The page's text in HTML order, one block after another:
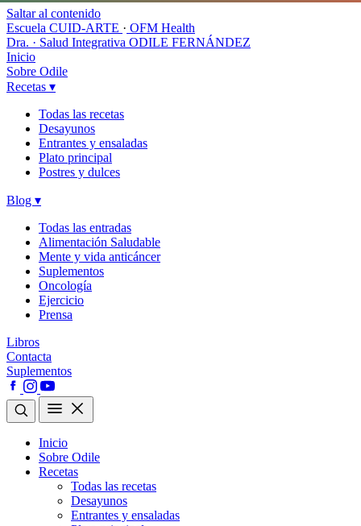
Saltar al contenido
Escuela CUID-ARTE · OFM Health
Dra. · Salud Integrativa ODILE FERNÁNDEZ
Inicio
Sobre Odile
Recetas ▾
Todas las recetas
Desayunos
Entrantes y ensaladas
Plato principal
Postres y dulces
Blog ▾
Todas las entradas
Alimentación Saludable
Mente y vida anticáncer
Suplementos
Oncología
Ejercicio
Prensa
Libros
Contacta
Suplementos
Inicio
Sobre Odile
Recetas
Todas las recetas
Desayunos
Entrantes y ensaladas